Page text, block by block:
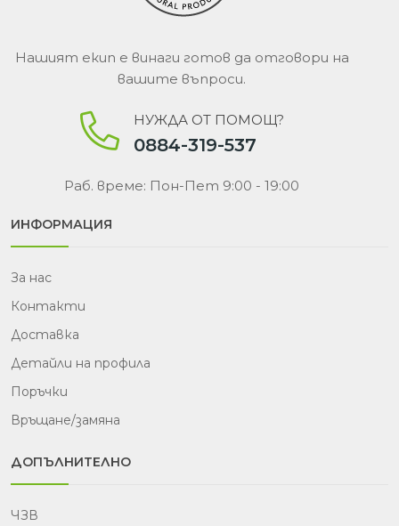
Нашият екип е винаги готов да отговори на
вашите въпроси.
НУЖДА ОТ ПОМОЩ?
0884-319-537
Раб. време: Пон-Пет 9:00 - 19:00
ИНФОРМАЦИЯ
За нас
Контакти
Доставка
Детайли на профила
Поръчки
Връщане/замяна
ДОПЪЛНИТЕЛНО
ЧЗВ